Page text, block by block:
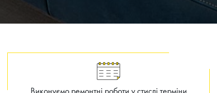
Виконуємо ремонтні роботи у стислі терміни